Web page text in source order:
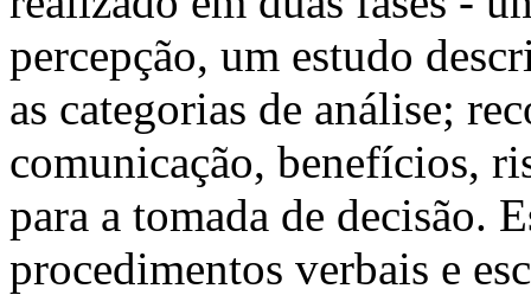
percepção, um estudo
as categorias de análise;
comunicação, benefícios,
para a tomada de decisão.
procedimentos verbais e